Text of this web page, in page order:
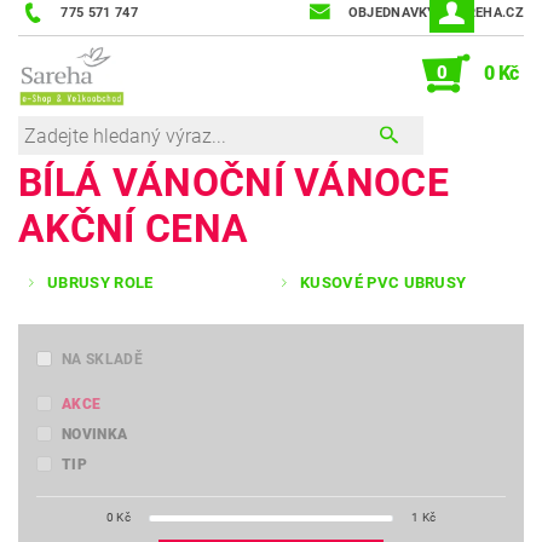
775 571 747 OBJEDNAVKY@SAREHA.CZ
0 0 Kč
BÍLÁ VÁNOČNÍ VÁNOCE
AKČNÍ CENA
UBRUSY ROLE KUSOVÉ PVC UBRUSY
NA SKLADĚ
AKCE
NOVINKA
TIP
0 Kč 1 Kč